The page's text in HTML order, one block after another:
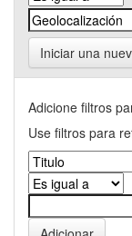
Iniciar una
Adicione filtros
Use filtros para